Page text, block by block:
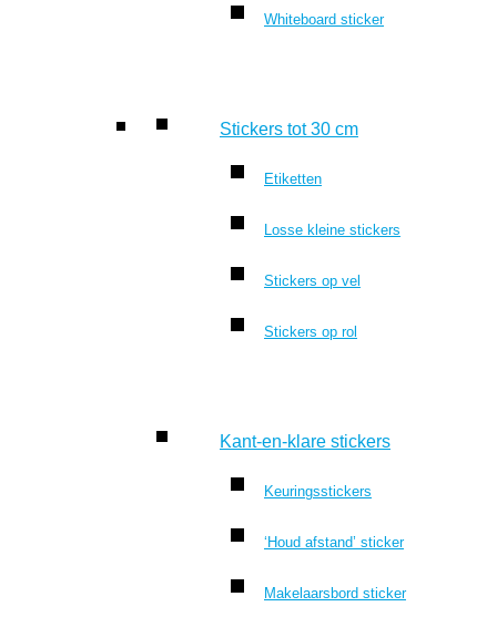
Whiteboard sticker
Stickers tot 30 cm
Etiketten
Losse kleine stickers
Stickers op vel
Stickers op rol
Kant-en-klare stickers
Keuringsstickers
‘Houd afstand’ sticker
Makelaarsbord sticker